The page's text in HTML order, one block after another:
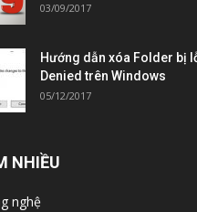
03/09/2017
Hướng dẫn xóa Folder bị
Denied trên Windows
05/12/2017
NHIỀU
nghệ